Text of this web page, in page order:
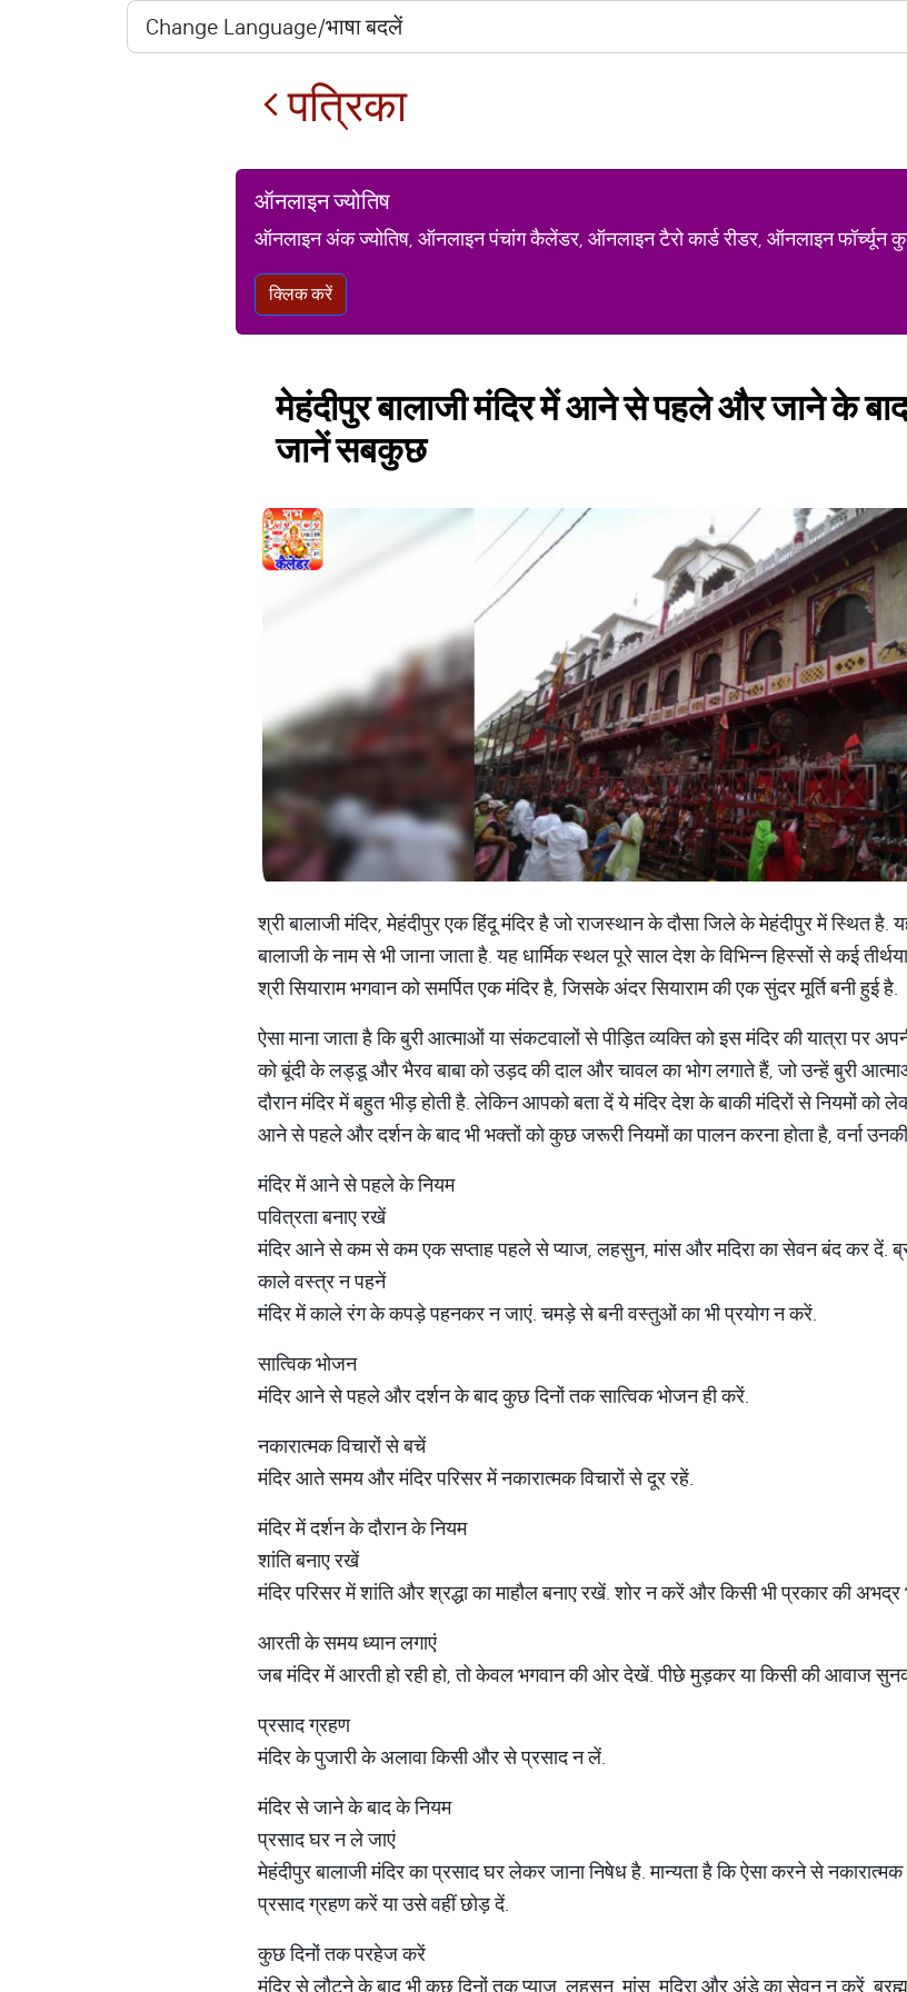
पत्रिका
ऑनलाइन ज्योतिष
ऑनलाइन अंक ज्योतिष, ऑनलाइन पंचांग कैलेंडर, ऑनलाइन टैरो कार्ड रीडर, ऑनलाइन फॉर्च्यून
क्लिक करें
मेहंदीपुर बालाजी मंदिर में आने से पहले और जाने के बाद
जानें सबकुछ
श्री बालाजी मंदिर, मेहंदीपुर एक हिंदू मंदिर है जो राजस्थान के दौसा जिले के मेहंदीपुर में स्थित है.
बालाजी के नाम से भी जाना जाता है. यह धार्मिक स्थल पूरे साल देश के विभिन्न हिस्सों से कई
श्री सियाराम भगवान को समर्पित एक मंदिर है, जिसके अंदर सियाराम की एक सुंदर मूर्ति बनी हुई है.
ऐसा माना जाता है कि बुरी आत्माओं या संकटवालों से पीड़ित व्यक्ति को इस मंदिर की यात्रा पर
को बूंदी के लड्डू और भैरव बाबा को उड़द की दाल और चावल का भोग लगाते हैं, जो उन्हें बुरी
दौरान मंदिर में बहुत भीड़ होती है. लेकिन आपको बता दें ये मंदिर देश के बाकी मंदिरों से नियमों
आने से पहले और दर्शन के बाद भी भक्तों को कुछ जरूरी नियमों का पालन करना होता है, वर्ना उनकी
मंदिर में आने से पहले के नियम
पवित्रता बनाए रखें
मंदिर आने से कम से कम एक सप्ताह पहले से प्याज, लहसुन, मांस और मदिरा का सेवन बंद कर दें.
काले वस्त्र न पहनें
मंदिर में काले रंग के कपड़े पहनकर न जाएं. चमड़े से बनी वस्तुओं का भी प्रयोग न करें.
सात्विक भोजन
मंदिर आने से पहले और दर्शन के बाद कुछ दिनों तक सात्विक भोजन ही करें.
नकारात्मक विचारों से बचें
मंदिर आते समय और मंदिर परिसर में नकारात्मक विचारों से दूर रहें.
मंदिर में दर्शन के दौरान के नियम
शांति बनाए रखें
मंदिर परिसर में शांति और श्रद्धा का माहौल बनाए रखें. शोर न करें और किसी भी प्रकार की अभद्र
आरती के समय ध्यान लगाएं
जब मंदिर में आरती हो रही हो, तो केवल भगवान की ओर देखें. पीछे मुड़कर या किसी की आवाज
प्रसाद ग्रहण
मंदिर के पुजारी के अलावा किसी और से प्रसाद न लें.
मंदिर से जाने के बाद के नियम
प्रसाद घर न ले जाएं
मेहंदीपुर बालाजी मंदिर का प्रसाद घर लेकर जाना निषेध है. मान्यता है कि ऐसा करने से
प्रसाद ग्रहण करें या उसे वहीं छोड़ दें.
कुछ दिनों तक परहेज करें
मंदिर से लौटने के बाद भी कुछ दिनों तक प्याज, लहसुन, मांस, मदिरा और अंडे का सेवन न करें.